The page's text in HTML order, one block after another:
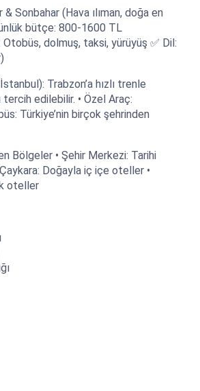
Sonbahar (Hava ılıman, doğa en
bütçe: 800-1600 TL
Otobüs, dolmuş, taksi, yürüyüş ✅ Dil:
Trabzon’a hızlı trenle
edilebilir. • Özel Araç:
Türkiye’nin birçok şehrinden
Bölgeler • Şehir Merkezi: Tarihi
Doğayla iç içe oteller •
oteller